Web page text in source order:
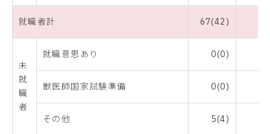
就職者計 67(42)
未
就
職
者
就職意思あり 0(0)
獣医師国家試験準備 0(0)
その他 5(4)